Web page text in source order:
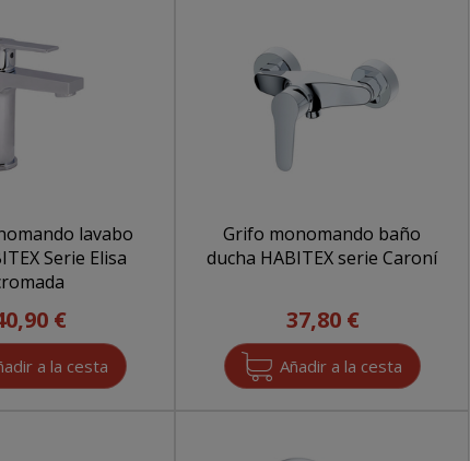
lavabo
Serie Elisa
€
Grifo monomando baño
ducha HABITEX serie Caroní
37,80 €